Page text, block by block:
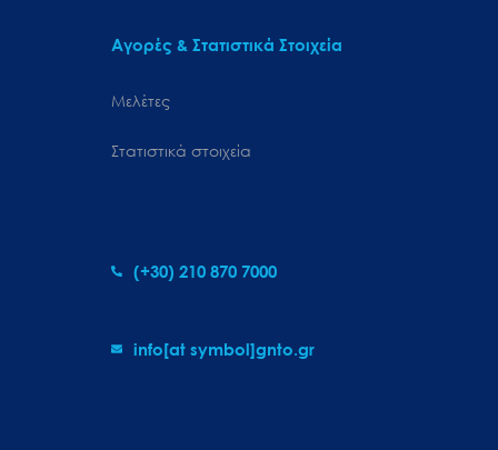
Αγορές & Στατιστικά Στοιχεία
Μελέτες
Στατιστικά στοιχεία
(+30) 210 870 7000
info[at symbol]gnto.gr